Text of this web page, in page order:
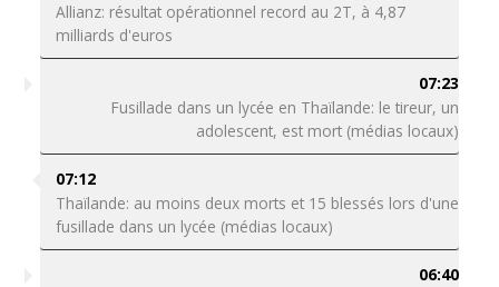
Allianz: résultat opérationnel record au 2T, à 4,87
milliards d'euros
07:23
Fusillade dans un lycée en Thaïlande: le tireur, un
adolescent, est mort (médias locaux)
07:12
Thaïlande: au moins deux morts et 15 blessés lors d'une
fusillade dans un lycée (médias locaux)
06:40